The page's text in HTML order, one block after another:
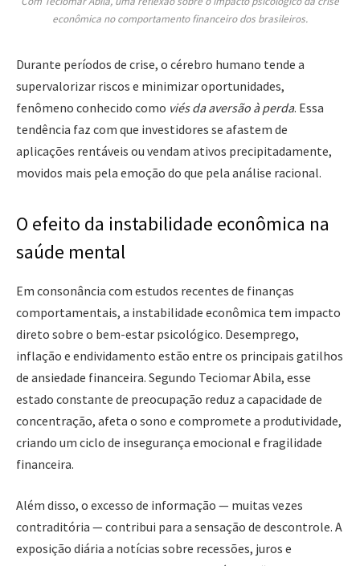
econômica no comportamento financeiro dos brasileiros.
Durante períodos de crise, o cérebro humano tende a
supervalorizar riscos e minimizar oportunidades,
fenômeno conhecido como viés da aversão à perda. Essa
tendência faz com que investidores se afastem de
aplicações rentáveis ou vendam ativos precipitadamente,
movidos mais pela emoção do que pela análise racional.
O efeito da instabilidade econômica na
saúde mental
Em consonância com estudos recentes de finanças
comportamentais, a instabilidade econômica tem impacto
direto sobre o bem-estar psicológico. Desemprego,
inflação e endividamento estão entre os principais gatilhos
de ansiedade financeira. Segundo Teciomar Abila, esse
estado constante de preocupação reduz a capacidade de
concentração, afeta o sono e compromete a produtividade,
criando um ciclo de insegurança emocional e fragilidade
financeira.
Além disso, o excesso de informação — muitas vezes
contraditória — contribui para a sensação de descontrole. A
exposição diária a notícias sobre recessões, juros e